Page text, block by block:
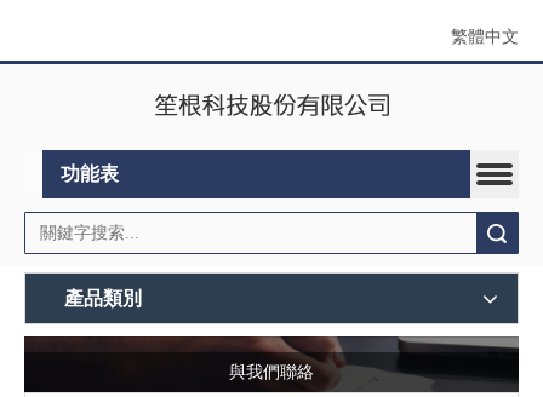
繁體中文
功能表
產品類別
與我們聯絡